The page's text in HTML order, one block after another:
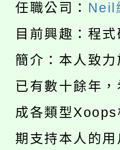
場熱烈登
8/21下午
徵才活動
YOUNG
局官網。
8月14至
開!
115年桃
田徑場及
桃園市低
視費優惠
大園自造
任職公司： Neil
目前興趣：程
簡介：本人致
已有數十餘年
成各類型
期支持本人的